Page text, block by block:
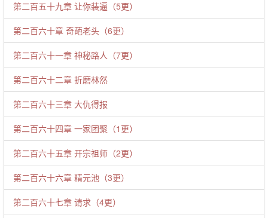
第二百五十九章 让你装逼（5更）
第二百六十章 奇葩老头（6更）
第二百六十一章 神秘路人（7更）
第二百六十二章 折磨林然
第二百六十三章 大仇得报
第二百六十四章 一家团聚（1更）
第二百六十五章 开宗祖师（2更）
第二百六十六章 精元池（3更）
第二百六十七章 请求（4更）